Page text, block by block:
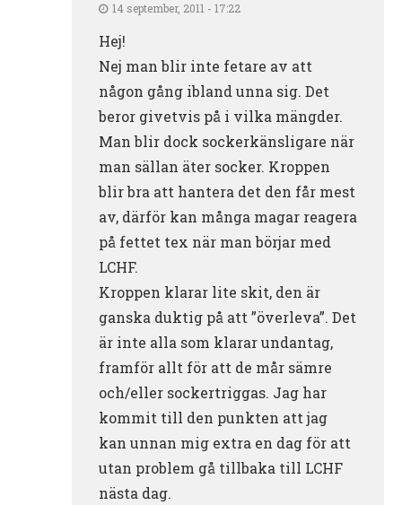
14 september, 2011 - 17:22
Hej!
Nej man blir inte fetare av att
någon gång ibland unna sig. Det
beror givetvis på i vilka mängder.
Man blir dock sockerkänsligare när
man sällan äter socker. Kroppen
blir bra att hantera det den får mest
av, därför kan många magar reagera
på fettet tex när man börjar med
LCHF.
Kroppen klarar lite skit, den är
ganska duktig på att ”överleva”. Det
är inte alla som klarar undantag,
framför allt för att de mår sämre
och/eller sockertriggas. Jag har
kommit till den punkten att jag
kan unnan mig extra en dag för att
utan problem gå tillbaka till LCHF
nästa dag.